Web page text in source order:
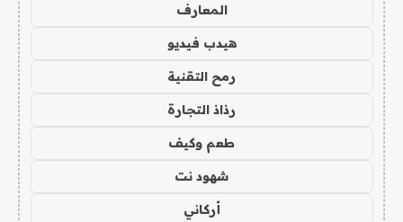
المعارف
هيدب فيديو
رمح التقنية
رذاذ التجارة
طعم وكيف
شهود نت
أركاني